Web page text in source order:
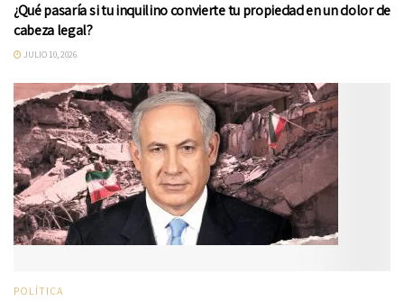
¿Qué pasaría si tu inquilino convierte tu propiedad en un dolor de
cabeza legal?
JULIO 10, 2026
POLÍTICA